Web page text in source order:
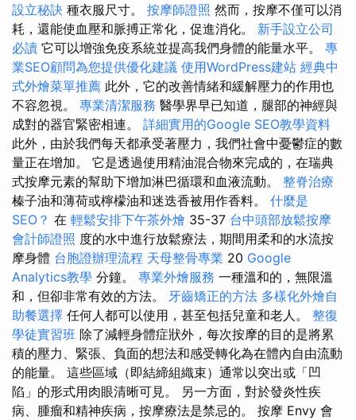
設立秘訣 種衣服尺寸。 按摩師證照 然而，按摩不僅可以消
耗，還能使血壓和脈搏正常化，促進消化。 新手設立公司
必讀 它可以增強免疫系統並提高我們身體的能量水平。 專
業SEO顧問為您提供優化建議 使用WordPress建站 經典中
式外燴菜單推薦 此外，它的改善情緒和緩解壓力的作用也
不容忽視。 專業清潔服務 醫學界早已知道，腿部的神經與
成對的器官緊密相連。 詳細實用的Google SEO教學資料
此外，由於我們每天都承受著壓力，我們社會中憂鬱症的數
量正在增加。 它是透過使用精油混合物來完成的，在瑞典
式按摩元素的幫助下增加淋巴循環和血液流動。 整脊治療
榛子油和薄荷或檸檬油和迷迭香被用作香料。 什麼是
SEO？ 在 輕鬆安排下午茶外燴 35-37 台中頭部放鬆按摩
會計師證照 度的水中進行放鬆療法，期間用柔和的水流按
摩身體 台胞證辦理流程 天母整骨專業 20 Google
Analytics教學 分鐘。 專業外燴服務 一種溫和的，無限溫
和，但卻非常有效的方法。 牙齒矯正的方法 多樣化外燴自
助餐選擇 任何人都可以使用，甚至包括兒童和老人。 整復
學徒實習班 除了減輕身體症狀外，每次按摩的目的是將累
積的壓力、緊張、負面的想法和感受轉化為在體內自由流動
的能量。 這些區域（即結締組織束）通常以突出或「凹
陷」的形式用肉眼清晰可見。 另一方面，對於發炎性疾
病、腫瘤和精神疾病，按摩療法是禁忌的。 按摩 Envy 會